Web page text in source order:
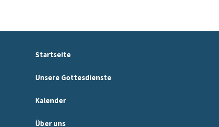
Startseite
Unsere Gottesdienste
Kalender
Über uns